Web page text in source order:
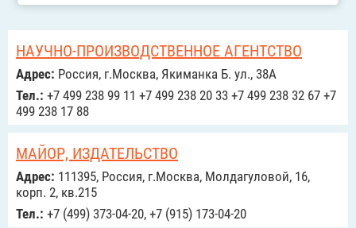
НАУЧНО-ПРОИЗВОДСТВЕННОЕ АГЕНТСТВО
Адрес: Россия, г.Москва, Якиманка Б. ул., 38А
Тел.: +7 499 238 99 11 +7 499 238 20 33 +7 499 238 32 67 +7
499 238 17 88
МАЙОР, ИЗДАТЕЛЬСТВО
Адрес: 111395, Россия, г.Москва, Молдагуловой, 16,
корп. 2, кв.215
Тел.: +7 (499) 373-04-20, +7 (915) 173-04-20